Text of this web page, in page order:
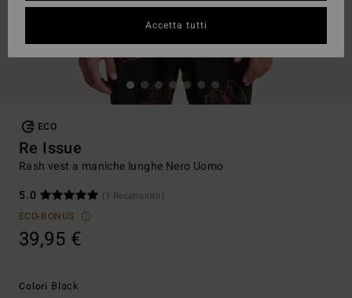
ECO
Re Issue
Rash vest a maniche lunghe Nero Uomo
5.0
(1 Recensioni)
ECO-BONUS
39,95 €
Colori Black
Accetta tutti